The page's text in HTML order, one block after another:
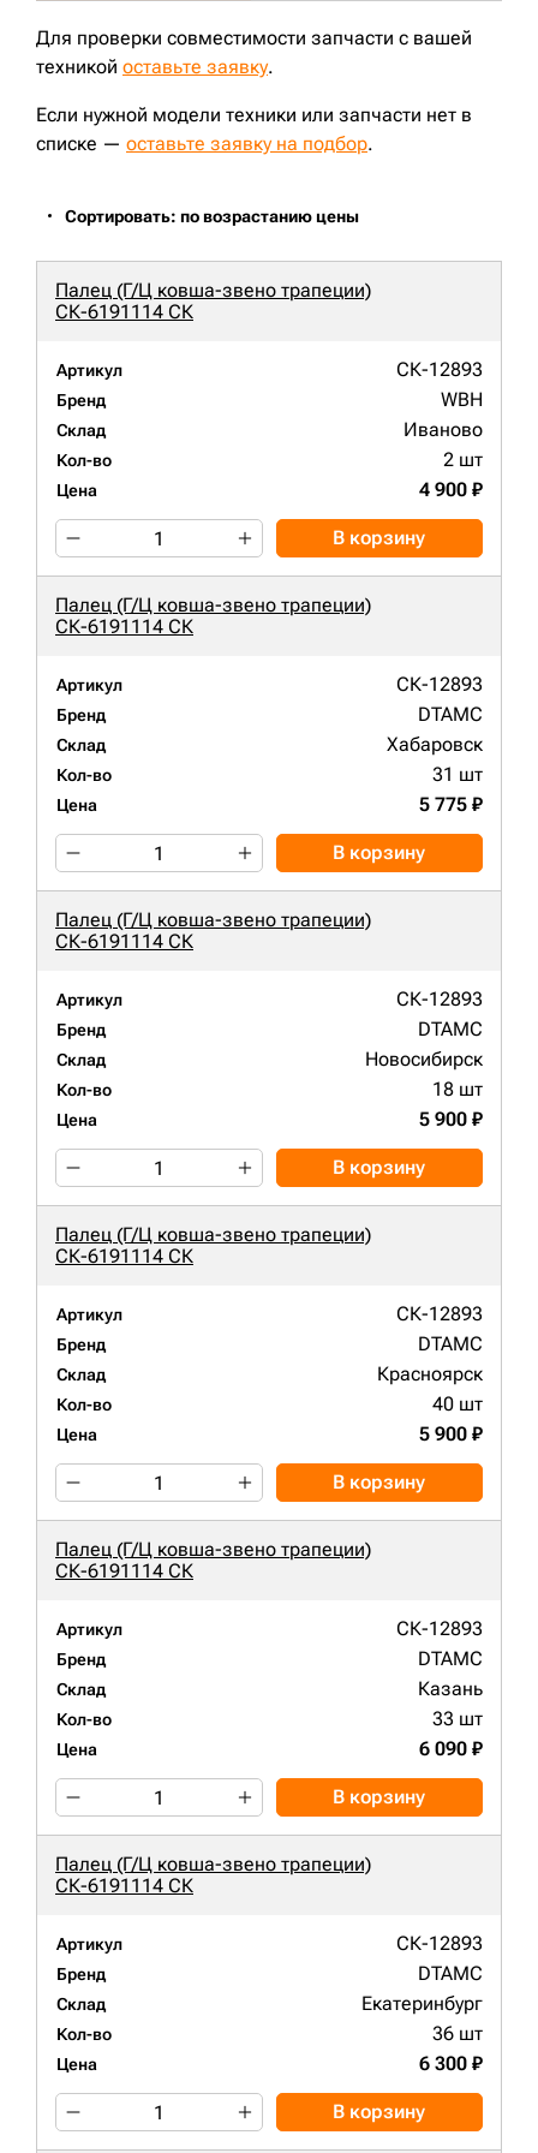
Для проверки совместимости запчасти с вашей
техникой оставьте заявку.
Если нужной модели техники или запчасти нет в
списке — оставьте заявку на подбор.
Сортировать: по возрастанию цены
Палец (Г/Ц ковша-звено трапеции)
СК-6191114 СК
Артикул СК-12893
Бренд WBH
Склад Иваново
Кол-во 2 шт
Цена 4 900 ₽
В корзину
Палец (Г/Ц ковша-звено трапеции)
СК-6191114 СК
Артикул СК-12893
Бренд DTAMC
Склад Хабаровск
Кол-во 31 шт
Цена 5 775 ₽
В корзину
Палец (Г/Ц ковша-звено трапеции)
СК-6191114 СК
Артикул СК-12893
Бренд DTAMC
Склад Новосибирск
Кол-во 18 шт
Цена 5 900 ₽
В корзину
Палец (Г/Ц ковша-звено трапеции)
СК-6191114 СК
Артикул СК-12893
Бренд DTAMC
Склад Красноярск
Кол-во 40 шт
Цена 5 900 ₽
В корзину
Палец (Г/Ц ковша-звено трапеции)
СК-6191114 СК
Артикул СК-12893
Бренд DTAMC
Склад Казань
Кол-во 33 шт
Цена 6 090 ₽
В корзину
Палец (Г/Ц ковша-звено трапеции)
СК-6191114 СК
Артикул СК-12893
Бренд DTAMC
Склад Екатеринбург
Кол-во 36 шт
Цена 6 300 ₽
В корзину